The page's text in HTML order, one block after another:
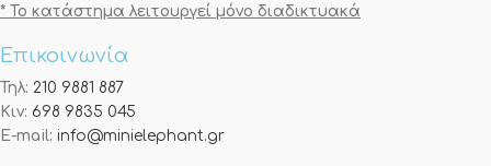
* Το κατάστημα λειτουργεί μόνο διαδικτυακά
Επικοινωνία
Τηλ: 210 9881 887
Κιν: 698 9835 045
E-mail: info@minielephant.gr